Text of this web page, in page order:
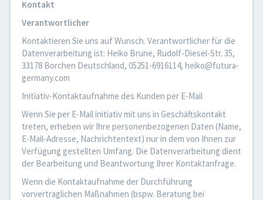
Kontakt
Verantwortlicher
Kontaktieren Sie uns auf Wunsch. Verantwortlicher für die
Datenverarbeitung ist: Heiko Brune, Rudolf-Diesel-Str. 35,
33178 Borchen Deutschland, 05251-6916114, heiko@futura-
germany.com
Initiativ-Kontaktaufnahme des Kunden per E-Mail
Wenn Sie per E-Mail initiativ mit uns in Geschäftskontakt
treten, erheben wir Ihre personenbezogenen Daten (Name,
E-Mail-Adresse, Nachrichtentext) nur in dem von Ihnen zur
Verfügung gestellten Umfang. Die Datenverarbeitung dient
der Bearbeitung und Beantwortung Ihrer Kontaktanfrage.
Wenn die Kontaktaufnahme der Durchführung
vorvertraglichen Maßnahmen (bspw. Beratung bei